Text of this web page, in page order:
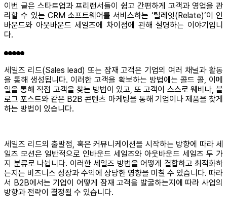
이번 글은 스타트업과 프리랜서들이 쉽고 간편하게 고객과 영업을 관
리할 수 있는 CRM 소프트웨어를 서비스하는 ‘릴레잇(Relate)’이 인
바운드와 아웃바운드 세일즈에 차이점에 관해 설명하는 이야기입니
다.
세일즈 리드(Sales lead) 또는 잠재 고객은 기업의 여러 채널과 활동
을 통해 생성됩니다. 이러한 고객을 확보하는 방법에는 콜드 콜, 이메
일을 통해 직접 고객을 찾는 방법이 있고, 또 고객이 스스로 웨비나, 블
로그 포스트와 같은 B2B 콘텐츠 마케팅을 통해 기업이나 제품을 찾게
하는 방법이 있습니다.
세일즈 리드의 출발점, 혹은 커뮤니케이션을 시작하는 방향에 따라 세
일즈 모션은 일반적으로 인바운드 세일즈와 아웃바운드 세일즈 두 가
지 분류로 나뉩니다. 이러한 세일즈 방법을 어떻게 결합하고 최적화하
는지는 비즈니스 성장과 수익에 상당한 영향을 미칠 수 있습니다. 따라
서 B2B에서는 기업이 어떻게 잠재 고객을 발굴하는지에 따라 사업의
방향과 전략이 결정될 수 있습니다.